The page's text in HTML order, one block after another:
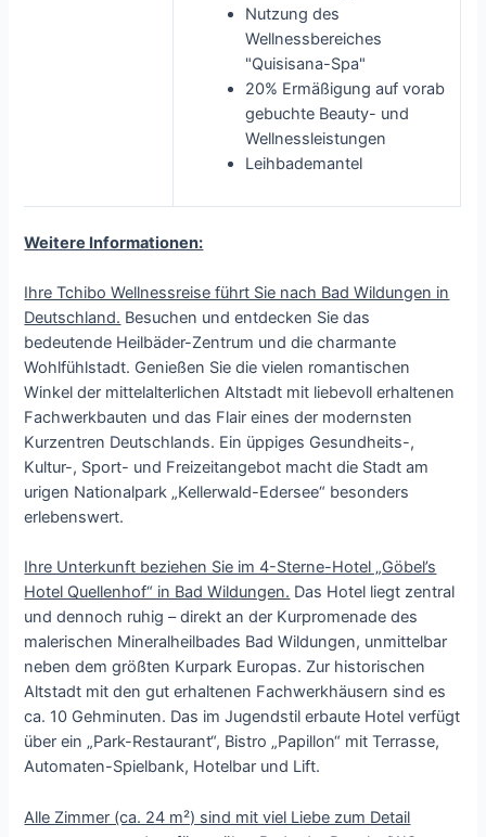
Nutzung des
Wellnessbereiches
"Quisisana-Spa"
20% Ermäßigung auf vorab
gebuchte Beauty- und
Wellnessleistungen
Leihbademantel
Weitere Informationen:
Ihre Tchibo Wellnessreise führt Sie nach Bad Wildungen in
Deutschland. Besuchen und entdecken Sie das
bedeutende Heilbäder-Zentrum und die charmante
Wohlfühlstadt. Genießen Sie die vielen romantischen
Winkel der mittelalterlichen Altstadt mit liebevoll erhaltenen
Fachwerkbauten und das Flair eines der modernsten
Kurzentren Deutschlands. Ein üppiges Gesundheits-,
Kultur-, Sport- und Freizeitangebot macht die Stadt am
urigen Nationalpark „Kellerwald-Edersee“ besonders
erlebenswert.
Ihre Unterkunft beziehen Sie im 4-Sterne-Hotel „Göbel’s
Hotel Quellenhof“ in Bad Wildungen. Das Hotel liegt zentral
und dennoch ruhig – direkt an der Kurpromenade des
malerischen Mineralheilbades Bad Wildungen, unmittelbar
neben dem größten Kurpark Europas. Zur historischen
Altstadt mit den gut erhaltenen Fachwerkhäusern sind es
ca. 10 Gehminuten. Das im Jugendstil erbaute Hotel verfügt
über ein „Park-Restaurant“, Bistro „Papillon“ mit Terrasse,
Automaten-Spielbank, Hotelbar und Lift.
Alle Zimmer (ca. 24 m²) sind mit viel Liebe zum Detail